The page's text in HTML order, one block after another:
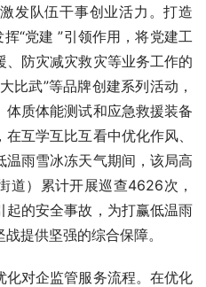
发队伍干事创业活力。打造
“党建 ”引领作用，将党建工
防灾减灾救灾等业务工作的
比武”等品牌创建系列活动，
质体能测试和应急救援装备
互学互比互看中优化作风、
雨雪冰冻天气期间，该局高
道）累计开展巡查4626次，
的安全事故，为打赢低温雨
提供坚强的综合保障。
化对企监管服务流程。在优化